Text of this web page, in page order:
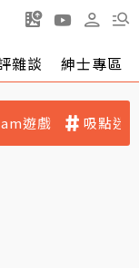
雜談 紳士專區
遊戲 吸點迷